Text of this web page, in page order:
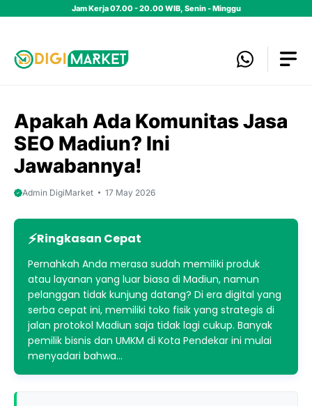
Jam Kerja 07.00 - 20.00 WIB, Senin - Minggu
Apakah Ada Komunitas Jasa
SEO Madiun? Ini
Jawabannya!
Admin DigiMarket 17 May 2026
Ringkasan Cepat
Pernahkah Anda merasa sudah memiliki produk
atau layanan yang luar biasa di Madiun, namun
pelanggan tidak kunjung datang? Di era digital yang
serba cepat ini, memiliki toko fisik yang strategis di
jalan protokol Madiun saja tidak lagi cukup. Banyak
pemilik bisnis dan UMKM di Kota Pendekar ini mulai
menyadari bahwa…